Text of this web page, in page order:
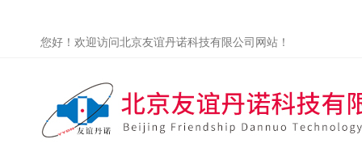
您好！欢迎访问北京友谊丹诺科技有限公司网站！